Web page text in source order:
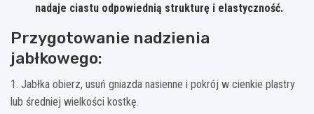
nadaje ciastu odpowiednią strukturę i elastyczność.
Przygotowanie nadzienia
jabłkowego:
1. Jabłka obierz, usuń gniazda nasienne i pokrój w cienkie plastry
lub średniej wielkości kostkę.